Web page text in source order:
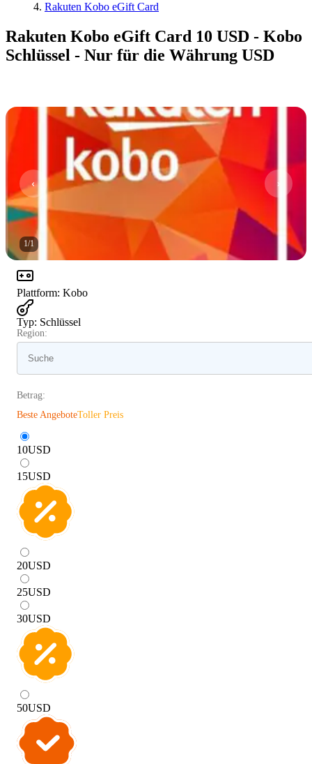
Rakuten Kobo eGift Card
Rakuten Kobo eGift Card 10 USD - Kobo
Schlüssel - Nur für die Währung USD
1/1
Plattform: Kobo
Typ: Schlüssel
Region:
Betrag:
Beste AngeboteToller Preis
10USD
15USD
20USD
25USD
30USD
50USD